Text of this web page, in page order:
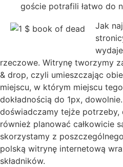
goście potrafili łatwo do
Jak
rzeczowe. Witrynę tworzymy
& drop, czyli umieszczając
miejscu, w którym miejscu
dokładnością do 1px,
doświadczamy tejże
również planować całkowicie
skorzystamy z
polską witrynę internetową
składników.